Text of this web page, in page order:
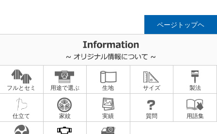
ページトップヘ
フルとセミ 用途で選ぶ 生地 サイズ 製法
仕立て 家紋 実績 質問 用語集